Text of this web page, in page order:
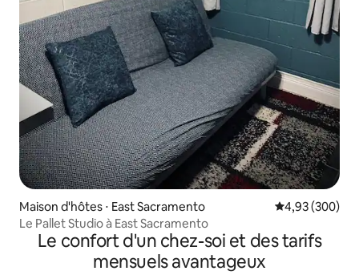
Maison d'hôtes ⋅ East Sacramento Évaluation
4,93 (300)
Le Pallet Studio à East Sacramento
Le confort d'un chez-soi et des tarifs
mensuels avantageux